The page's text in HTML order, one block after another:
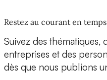
Restez au courant en
Suivez des thématiques,
entreprises et des
dès que nous publions